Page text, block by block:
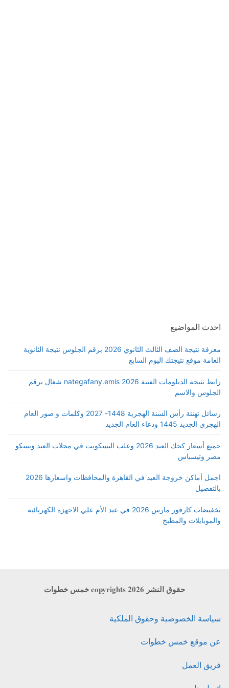
احدث المواضيع
معرفة نتيجة الصف الثالث الثانوي 2026 برقم الجلوس نتيجة الثانوية
العامة موقع نتيجتك اليوم السابع
رابط نتيجة الدبلومات الفنية 2026 nategafany.emis شغال برقم
الجلوس والاسم
رسائل تهنئة رأس السنة الهجرية 1448- 2027 وكلمات و صور العام
الهجري الجديد 1445 ودعاء العام الجديد
جميع أسعار كحك العيد 2026 وعلب البسكويت في محلات العبد وبسكو
مصر وتيسباس
اجمل أماكن خروجة العيد في القاهرة والمحافظات واسعارها 2026
بالتفصيل
تخفيضات كارفور مارس 2026 في عيد الأم علي الاجهزة الكهربائية
والموبايلات والمطبخ
حقوق النشر copyrights 2026 خمس خطوات
سياسة الخصوصية وحقوق الملكية
عن موقع خمس خطوات
فريق العمل